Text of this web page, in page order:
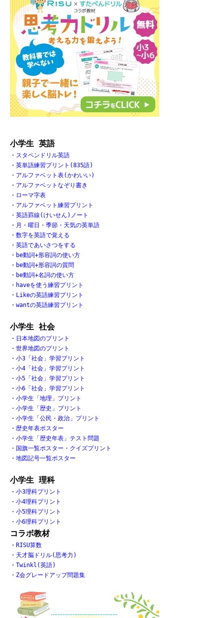
小学生 英語
・ スタペンドリル英語
・ 英単語練習プリント(835語)
・ アルファベット表(かわいい)
・ アルファベットなぞり書き
・ ローマ字表
・ アルファベット練習プリント
・ 英語罫線(けいせん)ノート
・ 月・曜日・季節・天気の英単語
・ 数字を英語で覚える
・ 英語であいさつをする
・ be動詞+形容詞の使い方
・ be動詞+形容詞の質問
・ be動詞+名詞の使い方
・ haveを使う練習プリント
・ Likeの英語練習プリント
・ wantの英語練習プリント
小学生 社会
・ 日本地図のプリント
・ 世界地図のプリント
・ 小3「社会」学習プリント
・ 小4「社会」学習プリント
・ 小5「社会」学習プリント
・ 小6「社会」学習プリント
・ 小学生「地理」プリント
・ 小学生「歴史」プリント
・ 小学生「公民・政治」プリント
・ 歴史年表ポスター
・ 小学生「歴史年表」テスト問題
・ 国旗一覧ポスター・クイズプリント
・ 地図記号一覧ポスター
小学生 理科
・ 小3理科プリント
・ 小4理科プリント
・ 小5理科プリント
・ 小6理科プリント
コラボ教材
・ RISU算数
・ 天才脳ドリル(思考力)
・ Twinkl(英語)
・ Z会グレードアップ問題集